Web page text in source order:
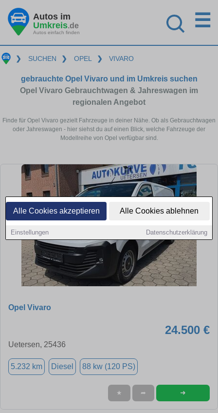
Alle Cookies akzeptieren Alle Cookies ablehnen
Einstellungen Datenschutzerklärung
Autos im
Umkreis.de
Autos einfach finden
☰
❯ SUCHEN ❯ OPEL ❯ VIVARO
gebrauchte Opel Vivaro und im Umkreis suchen
Opel Vivaro Gebrauchtwagen & Jahreswagen im
regionalen Angebot
Finde für Opel Vivaro gezielt Fahrzeuge in deiner Nähe. Ob als Gebrauchtwagen
oder Jahreswagen - hier siehst du auf einen Blick, welche Fahrzeuge der
Modellreihe von Opel verfügbar sind.
Opel Vivaro
24.500 €
Uetersen, 25436
5.232 km Diesel 88 kw (120 PS)
★ ➦ ➜